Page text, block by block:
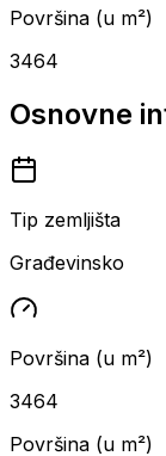
Površina (u m²)
3464
Osnovne
Tip zemljišta
Građevinsko
Površina (u m²)
3464
Površina (u m²)